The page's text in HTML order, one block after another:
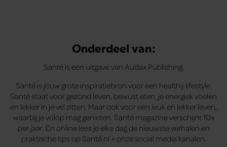
Onderdeel van:
Santé is een uitgave van Audax Publishing.
Santé is jouw grote inspiratiebron voor een healthy lifestyle.
Santé staat voor gezond leven, bewust eten, je energiek voelen
en lekker in je vel zitten. Maar ook voor een leuk en lekker leven,
waarbij je volop mag genieten. Santé magazine verschijnt 10x
per jaar. En online lees je elke dag de nieuwste verhalen en
praktische tips op Santé.nl + onze social media kanalen.